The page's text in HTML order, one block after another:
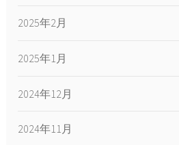
2025年2月
2025年1月
2024年12月
2024年11月